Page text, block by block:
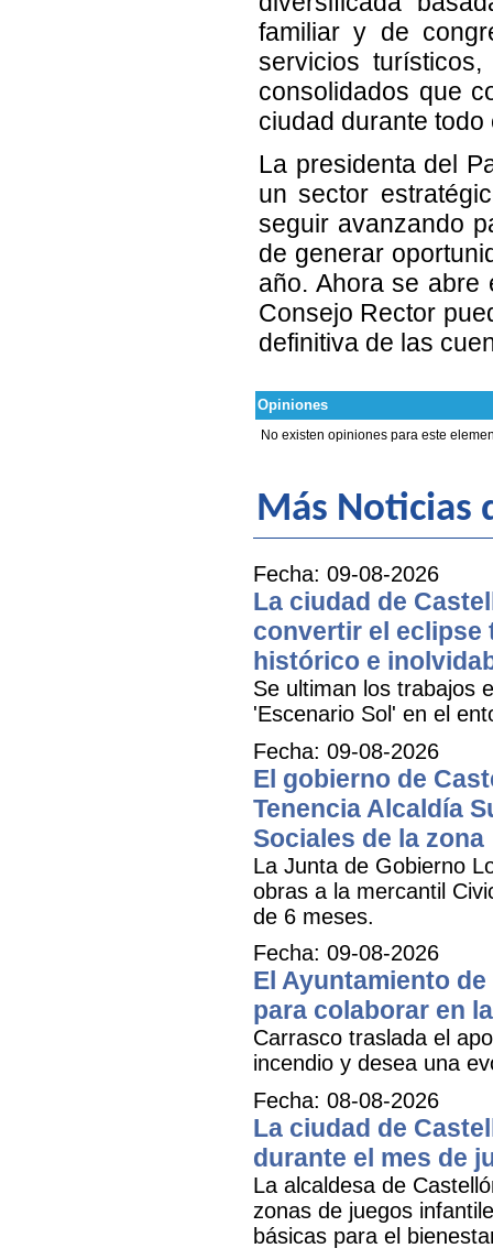
familiar y de
servicios
consolidados que
ciudad durante todo
La presidenta del
un sector
seguir avanzando
de generar
año. Ahora se abre
Consejo Rector
definitiva de las
Opiniones
No existen opiniones para este
Más Noticias
Fecha: 09-08-2026
La ciudad de
convertir el eclipse
histórico e
Se ultiman los trabajos
'Escenario Sol' en el
Fecha: 09-08-2026
El gobierno de
Tenencia Alcaldía
Sociales de la zona
La Junta de Gobierno
obras a la mercantil
de 6 meses.
Fecha: 09-08-2026
El Ayuntamiento
para colaborar en
Carrasco traslada el
incendio y desea una
Fecha: 08-08-2026
La ciudad de
durante el mes de
La alcaldesa de
zonas de juegos
básicas para el